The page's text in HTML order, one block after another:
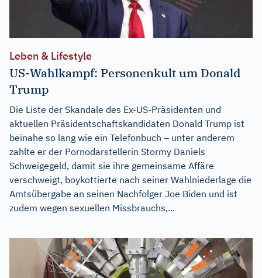
Leben & Lifestyle
US-Wahlkampf: Personenkult um Donald
Trump
Die Liste der Skandale des Ex-US-Präsidenten und
aktuellen Präsidentschaftskandidaten Donald Trump ist
beinahe so lang wie ein Telefonbuch – unter anderem
zahlte er der Pornodarstellerin Stormy Daniels
Schweigegeld, damit sie ihre gemeinsame Affäre
verschweigt, boykottierte nach seiner Wahlniederlage die
Amtsübergabe an seinen Nachfolger Joe Biden und ist
zudem wegen sexuellen Missbrauchs,...